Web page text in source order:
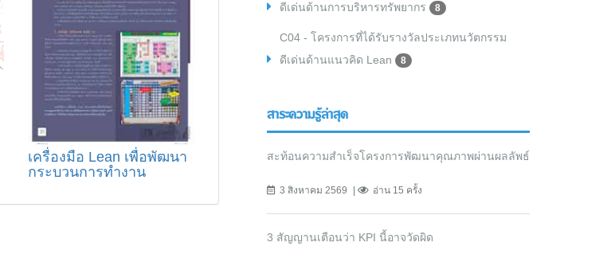
เครื่องมือ Lean เพื่อพัฒนา
กระบวนการทำงาน
ดีเด่นด้านการบริหารทรัพยากร
8
C04 - โครงการที่ได้รับรางวัลประเภทนวัตกรรม
ดีเด่นด้านแนวคิด Lean
8
สาระความรู้ล่าสุด
สะท้อนความสำเร็จโครงการพัฒนาคุณภาพผ่านผลลัพธ์
3 สิงหาคม 2569 อ่าน 15 ครั้ง
3 สัญญานเตือนว่า KPI นี้อาจวัดผิด